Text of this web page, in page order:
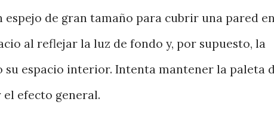
de gran tamaño para cubrir una pared
al reflejar la luz de fondo y, por supuesto, la
espacio interior. Intenta mantener la paleta
efecto general.